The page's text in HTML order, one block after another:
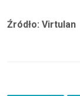
Źródło: Virtulan